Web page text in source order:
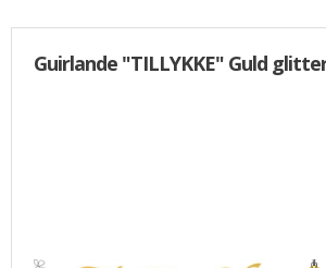
Guirlande "TILLYKKE" Guld